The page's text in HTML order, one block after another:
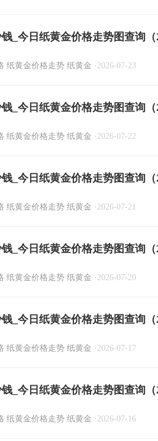
_今日纸黄金价格走势图查询（
纸黄金价格走势 纸黄金 · 2026-07-23
_今日纸黄金价格走势图查询（
纸黄金价格走势 纸黄金 · 2026-07-22
_今日纸黄金价格走势图查询（
纸黄金价格走势 纸黄金 · 2026-07-21
_今日纸黄金价格走势图查询（
纸黄金价格走势 纸黄金 · 2026-07-20
_今日纸黄金价格走势图查询（
纸黄金价格走势 纸黄金 · 2026-07-17
_今日纸黄金价格走势图查询（
纸黄金价格走势 纸黄金 · 2026-07-16